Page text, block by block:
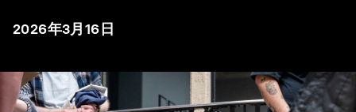
2026年3月16日